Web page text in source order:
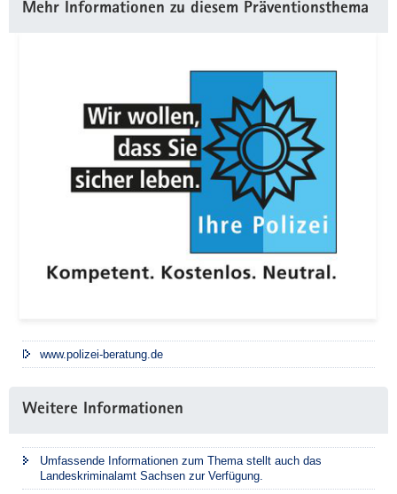
Information
Mehr Informationen zu diesem Präventionsthema
www.polizei-beratung.de
Weitere Informationen
Umfassende Informationen zum Thema stellt auch das
Landeskriminalamt Sachsen zur Verfügung.